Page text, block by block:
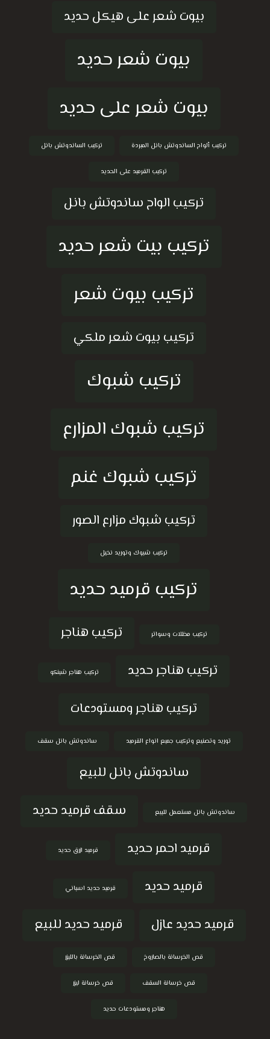
بيوت شعر على هيكل حديد
بيوت شعر حديد
بيوت شعر على حديد
تركيب ألواح الساندوتش بانل المبردة تركيب الساندوتش بانل
تركيب القرميد على الحديد
تركيب الواح ساندوتش بانل
تركيب بيت شعر حديد
تركيب بيوت شعر
تركيب بيوت شعر ملكي
تركيب شبوك
تركيب شبوك المزارع
تركيب شبوك غنم
تركيب شبوك مزارع الصور
تركيب شبوك وتوريد نخيل
تركيب قرميد حديد
تركيب مظلات وسواتر
تركيب هناجر
تركيب هناجر حديد
تركيب هناجر شينكو
تركيب هناجر ومستودعات
توريد وتصنيع وتركيب جميع انواع القرميد ساندوتش بانل سقف
ساندوتش بانل للبيع
ساندوتش بانل مستعمل للبيع
سقف قرميد حديد
قرميد احمر حديد
قرميد ازرق حديد
قرميد حديد قرميد حديد اسباني
قرميد حديد عازل قرميد حديد للبيع
قص الخرسانة بالصاروخ قص الخرسانة بالليزر
قص خرسانة السقف قص خرسانة ليزر
هناجر ومستودعات حديد